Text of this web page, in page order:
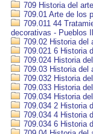
709 Historia del arte
709.01 Arte de los
709.011 44
decorativas - Pueblos
709.02 Historia del
709.021 6 Historia
709.024 Historia
709.03 Historia del
709.032 Historia
709.033 Historia
709.034 Historia
709.034 2 Historia
709.034 4 Historia
709.034 6 Historia